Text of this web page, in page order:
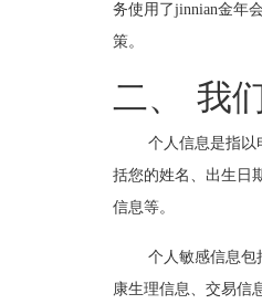
务使用了jinnian金年会
策。
二、 我
个人信息是指以
括您的姓名、出生
信息等。
个人敏感信息包括
康生理信息、交易信息